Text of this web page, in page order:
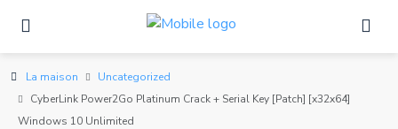
La maison
Uncategorized
CyberLink Power2Go Platinum Crack + Serial Key [Patch] [x32x64]
Windows 10 Unlimited